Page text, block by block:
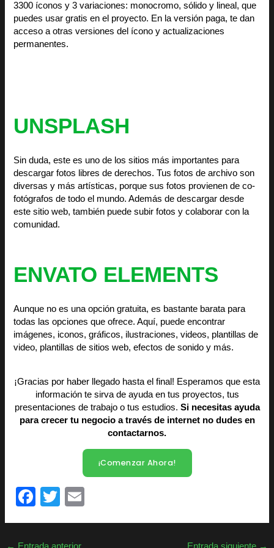
3300 íconos y 3 variaciones: monocromo, sólido y lineal, que
puedes usar gratis en el proyecto. En la versión paga, te dan
acceso a otras versiones del ícono y actualizaciones
permanentes.
UNSPLASH
Sin duda, este es uno de los sitios más importantes para
descargar fotos libres de derechos. Tus fotos de archivo son
diversas y más artísticas, porque sus fotos provienen de co-
fotógrafos de todo el mundo. Además de descargar desde
este sitio web, también puede subir fotos y colaborar con la
comunidad.
ENVATO ELEMENTS
Aunque no es una opción gratuita, es bastante barata para
todas las opciones que ofrece. Aquí, puede encontrar
imágenes, iconos, gráficos, ilustraciones, videos, plantillas de
video, plantillas de sitios web, efectos de sonido y más.
¡Gracias por haber llegado hasta el final! Esperamos que esta
información te sirva de ayuda en tus proyectos, tus
presentaciones de trabajo o tus estudios. Si necesitas ayuda
para crecer tu negocio a través de internet no dudes en
contactarnos.
¡Comenzar Ahora!
F
T